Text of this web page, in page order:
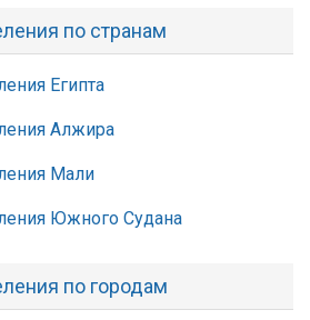
по странам
Египта
Алжира
Мали
Южного Судана
по городам